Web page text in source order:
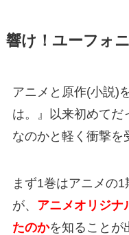
響け！ユーフォ
アニメと原作(小説)
は。』以来初めてだ
なのかと軽く衝撃を
まず1巻はアニメの
が、 アニメオリジナ
たのかを知ることが